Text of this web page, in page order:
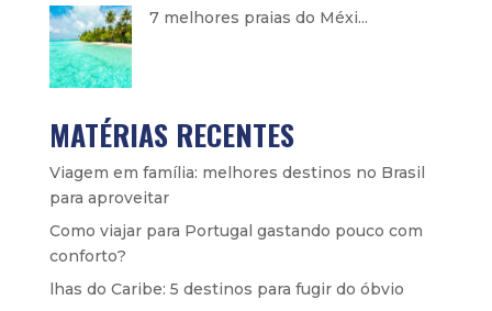
7 melhores praias do Méxi...
MATÉRIAS RECENTES
Viagem em família: melhores destinos no Brasil
para aproveitar
Como viajar para Portugal gastando pouco com
conforto?
lhas do Caribe: 5 destinos para fugir do óbvio